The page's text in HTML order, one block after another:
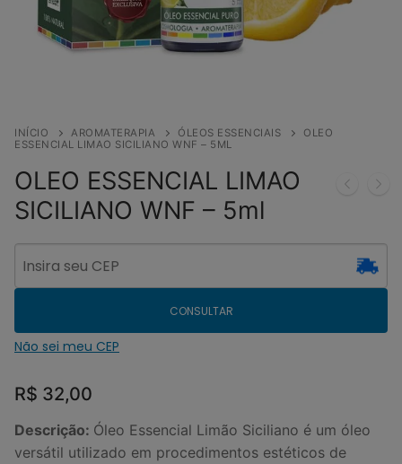
INÍCIO AROMATERAPIA ÓLEOS ESSENCIAIS
OLEO
ESSENCIAL LIMAO SICILIANO WNF – 5ML
OLEO ESSENCIAL LIMAO
SICILIANO WNF – 5ml
CONSULTAR
Não sei meu CEP
R$ 32,00
Descrição: Óleo Essencial Limão Siciliano é um óleo
versátil utilizado em procedimentos estéticos de